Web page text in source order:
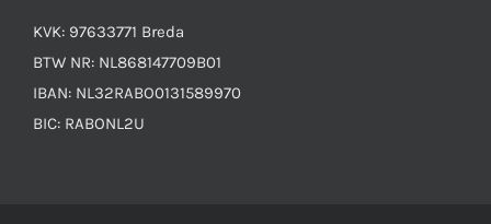
KVK: 97633771 Breda
BTW NR: NL868147709B01
IBAN: NL32RABO0131589970
BIC: RABONL2U